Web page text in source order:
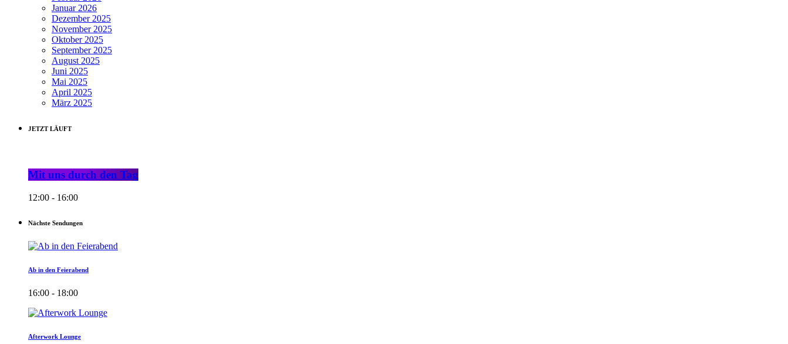
Januar 2026
Dezember 2025
November 2025
Oktober 2025
September 2025
August 2025
Juni 2025
Mai 2025
April 2025
März 2025
JETZT LÄUFT
Mit uns durch den Tag
12:00 - 16:00
Nächste Sendungen
Ab in den Feierabend
16:00 - 18:00
Afterwork Lounge